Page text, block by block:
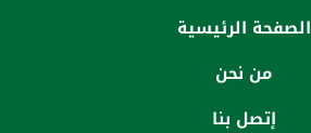
الصفحة الرئيسية
من نحن
إتصل بنا